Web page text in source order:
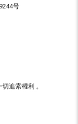
号
追索權利 。